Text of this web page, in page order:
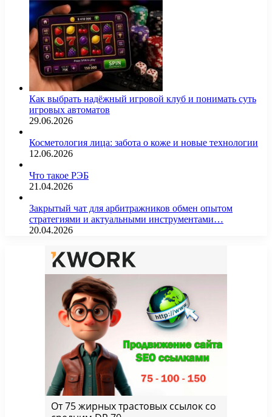
Как выбрать надёжный игровой клуб и понимать суть
игровых автоматов
29.06.2026
Косметология лица: забота о коже и новые технологии
12.06.2026
Что такое РЭБ
21.04.2026
Закрытый чат для арбитражников обмен опытом
стратегиями и актуальными инструментами…
20.04.2026